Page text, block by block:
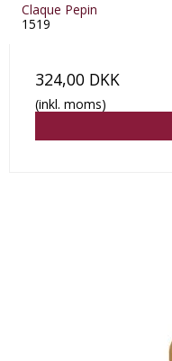
Claque Pepin
1519
324,00 DKK
(inkl. moms)